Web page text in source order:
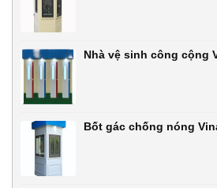
Nhà vệ sinh công cộng
Bốt gác chống nóng